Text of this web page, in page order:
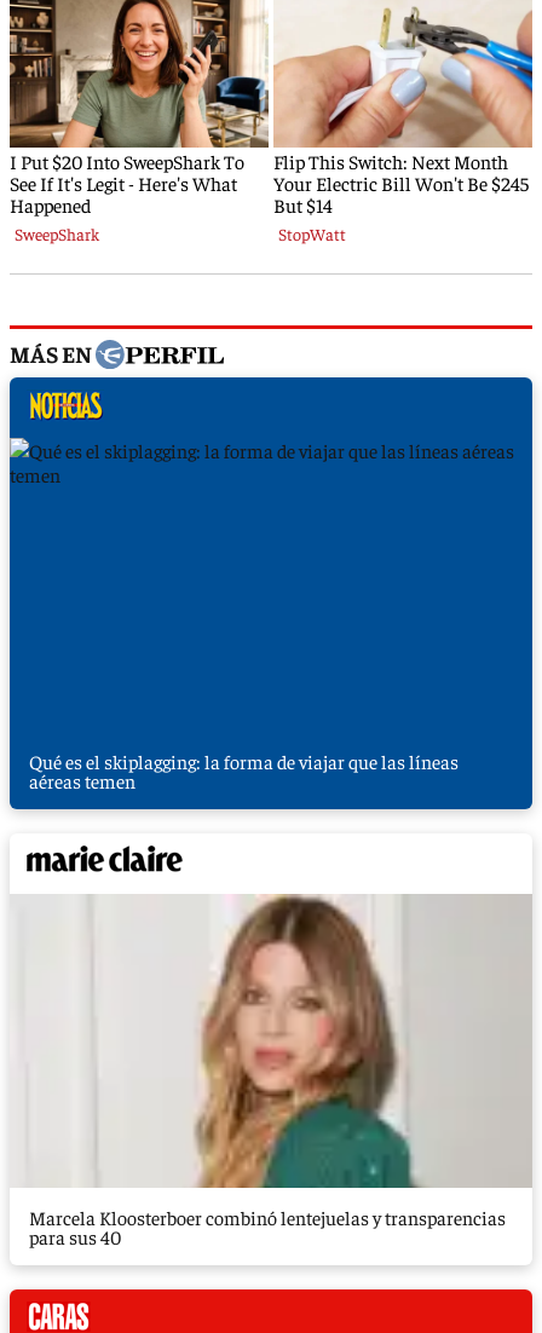
MÁS EN
Qué es el skiplagging: la forma de viajar que las líneas
aéreas temen
Marcela Kloosterboer combinó lentejuelas y transparencias
para sus 40